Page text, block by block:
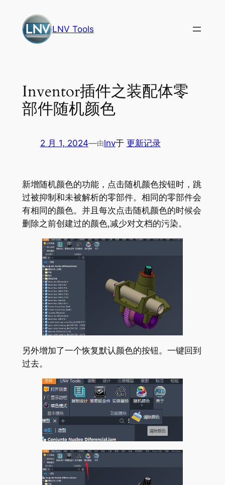
LNV Tools
Inventor插件之装配体零
部件随机颜色
2 月 1, 2024—由lnv于 更新记录
新增随机颜色的功能，点击随机颜色按钮时，跳
过被抑制和未被解析的零部件。相同的零部件会
有相同的颜色。并且每次点击随机颜色的时候会
删除之前创建过的颜色,减少对文档的污染。
另外增加了一个恢复默认颜色的按钮。一键回到
过去。